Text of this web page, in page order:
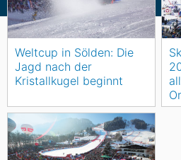
Weltcup in Sölden: Die
Jagd nach der
Kristallkugel beginnt